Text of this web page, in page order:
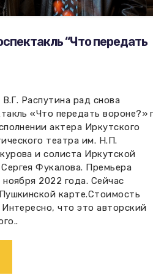
“Что передать
Распутина рад снова
«Что передать вороне?»
актера Иркутского
театра им. Н.П.
и солиста Иркутской
Фукалова. Премьера
2022 года. Сейчас
карте.Стоимость
что это авторский